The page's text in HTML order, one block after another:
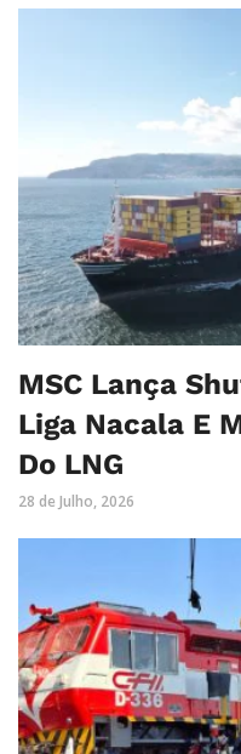
MSC Lança
Liga Nacala E
Do LNG
28 de Julho, 2026